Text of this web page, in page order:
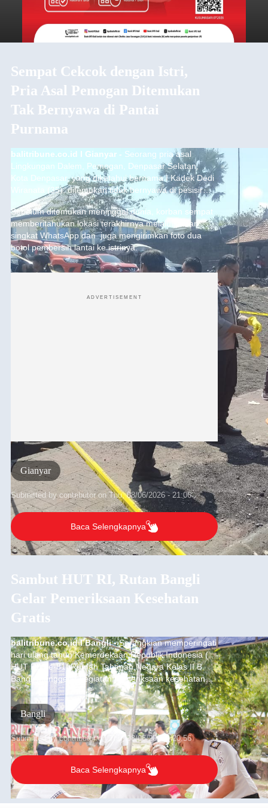
Sempat Cekcok dengan Istri,
Pria Asal Pemogan Ditemukan
Tak Bernyawa di Pantai
Purnama
balitribune.co.id I Gianyar - Seorang pria asal
Lingkungan Dalem, Pemogan, Denpasar Selatan,
Kota Denpasar, yang diketahui bernama I Kadek Dedi
Wiranata (35), ditemukan tidak bernyawa di pesisir
Pantai Purnama, Sukawati.
Sebelum ditemukan meninggal dunia, korban sempat
memberitahukan lokasi terakhirnya melalui pesan
singkat WhatsApp dan juga mengirimkan foto dua
botol pembersih lantai ke istrinya.
ADVERTISEMENT
Gianyar
Submitted by contributoronThu, 08/06/2026 - 21:06
Baca Selengkapnya
Sambut HUT RI, Rutan Bangli
Gelar Pemeriksaan Kesehatan
Gratis
balitribune.co.id I Bangli -Serangkian memperingati
hari ulang tahun Kemerdekaan Republik Indonesia (
HUT RI) ke-81, Rumah Tahanan Negara Kelas II B
Bangli menggelar kegiatan pemeriksaan kesehatan
gratis, Rabu (6/8/2026).
Bangli
Submitted bycontributoron Thu, 08/06/2026 - 20:56
Baca Selengkapnya